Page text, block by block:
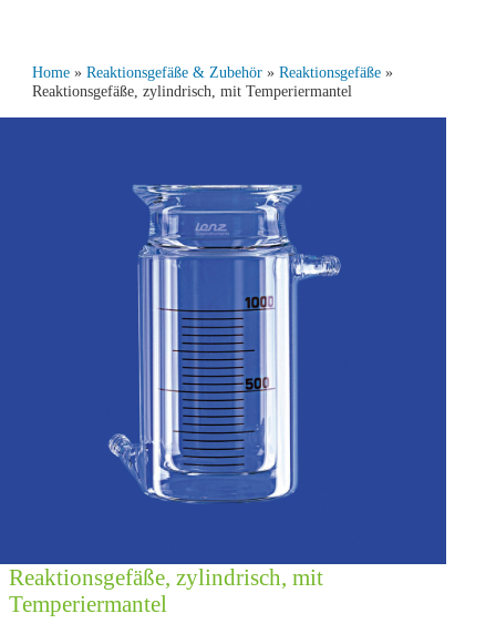
Home» Reaktionsgefäße & Zubehör» Reaktionsgefäße»
Reaktionsgefäße, zylindrisch, mit Temperiermantel
Reaktionsgefäße, zylindrisch, mit
Temperiermantel